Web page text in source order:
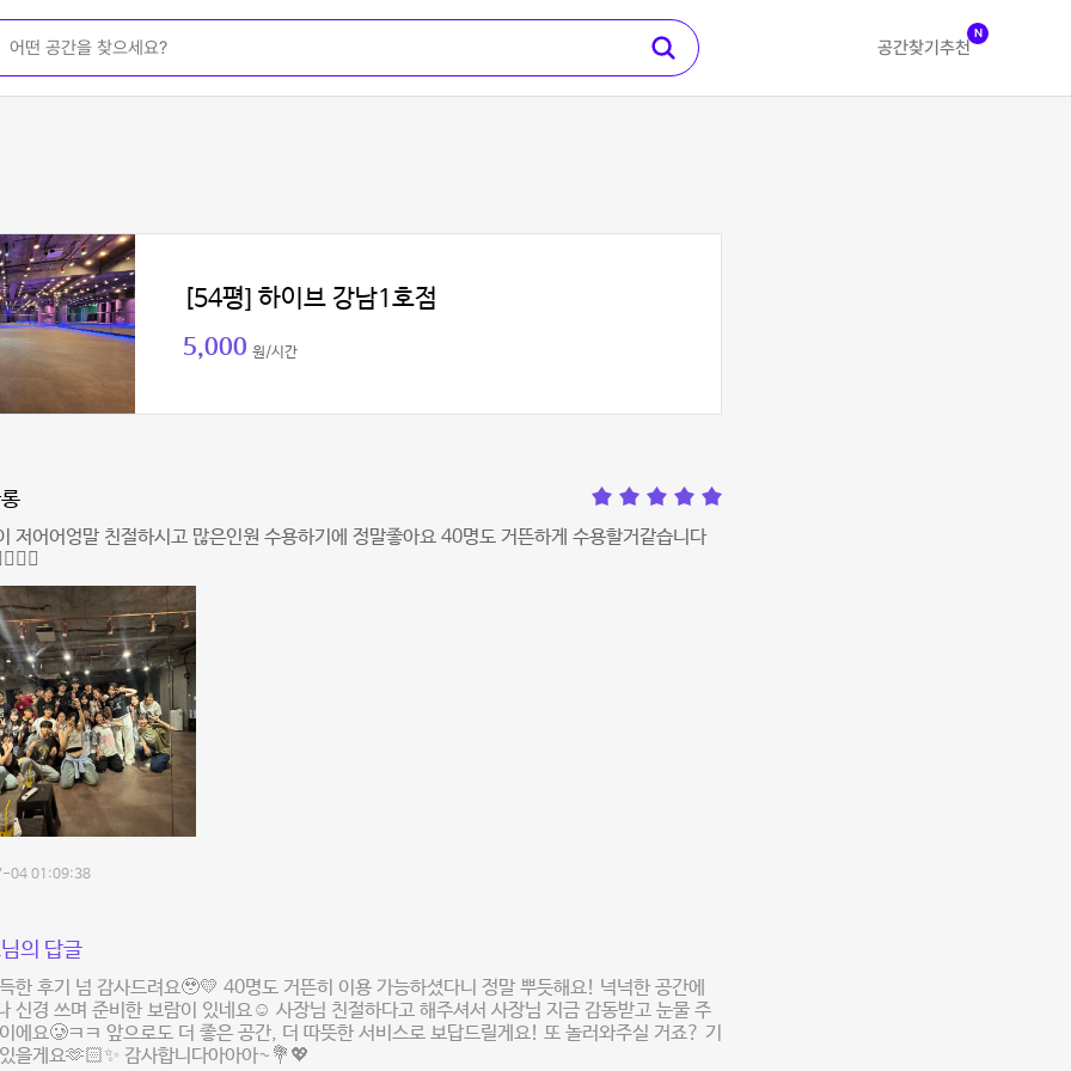
공간찾기 추천
N
[54평] 하이브 강남1호점
5,000 원/시간
저어어엉말 친절하시고 많은인원 수용하기에 정말좋아요 40명도 거뜬하게 수용할거같습니다
04 01:09:38
의 답글
한 후기 넘 감사드려요🥹💛 40명도 거뜬히 이용 가능하셨다니 정말 뿌듯해요! 넉넉한 공간에
신경 쓰며 준비한 보람이 있네요☺️ 사장님 친절하다고 해주셔서 사장님 지금 감동받고 눈물 주
에요🥲ㅋㅋ 앞으로도 더 좋은 공간, 더 따뜻한 서비스로 보답드릴게요! 또 놀러와주실 거죠? 기
을게요🫶🏻✨ 감사합니다아아아~💐💖